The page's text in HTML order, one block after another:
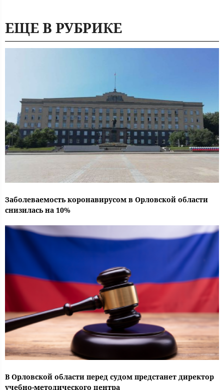
ЕЩЕ В РУБРИКЕ
Заболеваемость коронавирусом в Орловской области
снизилась на 10%
В Орловской области перед судом предстанет директор
учебно-методического центра